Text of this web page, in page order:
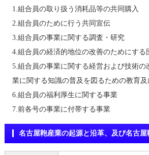
1.組合員の取り扱う消耗品等の共同購入
2.組合員のために行う共同宣伝
3.組合員の事業に関する調査・研究
4.組合員の経済的地位の改善のためにする
5.組合員の事業に関する経営および技術の
業に関する知識の普及を図るための教育
6.組合員の福利厚生に関する事業
7.前各号の事業に付帯する事業
名古屋鞄産業の起源と沿革、及び名古